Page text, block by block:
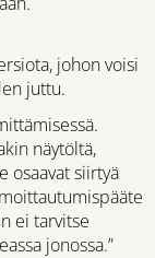
johon voisi
juttu.
näytöltä,
osaavat siirtyä
ei tarvitse
jonossa.”